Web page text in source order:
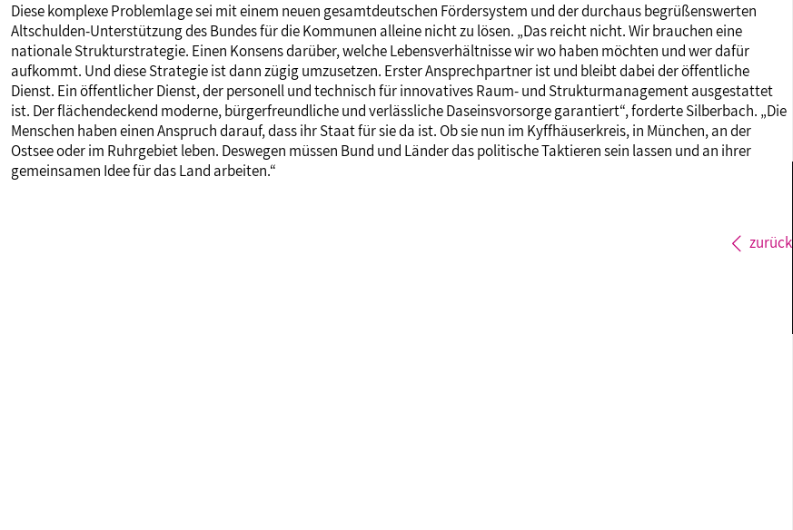
Diese komplexe Problemlage sei mit einem neuen gesamtdeutschen Fördersystem und der durchaus begrüßenswerten
Altschulden-Unterstützung des Bundes für die Kommunen alleine nicht zu lösen. „Das reicht nicht. Wir brauchen eine
nationale Strukturstrategie. Einen Konsens darüber, welche Lebensverhältnisse wir wo haben möchten und wer dafür
aufkommt. Und diese Strategie ist dann zügig umzusetzen. Erster Ansprechpartner ist und bleibt dabei der öffentliche
Dienst. Ein öffentlicher Dienst, der personell und technisch für innovatives Raum- und Strukturmanagement ausgestattet
ist. Der flächendeckend moderne, bürgerfreundliche und verlässliche Daseinsvorsorge garantiert“, forderte Silberbach. „Die
Menschen haben einen Anspruch darauf, dass ihr Staat für sie da ist. Ob sie nun im Kyffhäuserkreis, in München, an der
Ostsee oder im Ruhrgebiet leben. Deswegen müssen Bund und Länder das politische Taktieren sein lassen und an ihrer
gemeinsamen Idee für das Land arbeiten.“
zurück